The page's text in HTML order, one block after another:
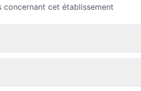
concernant cet établissement